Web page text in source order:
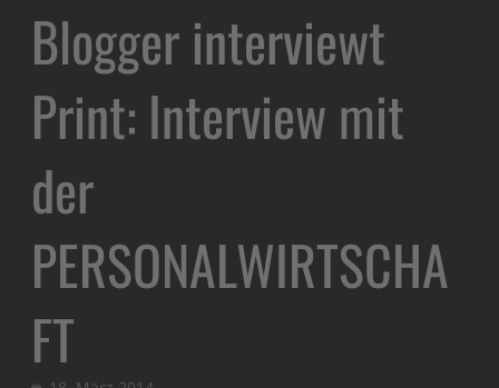
Blogger interviewt
Print: Interview mit
der
PERSONALWIRTSCHA
FT